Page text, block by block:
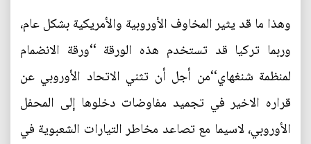
وهذا ما قد يثير المخاوف الأوروبية والأمريكية بشكل عام،
وربما تركيا قد تستخدم هذه الورقة ‘‘ورقة الانضمام
لمنظمة شنغهاي‘‘من أجل أن تثني الاتحاد الأوروبي عن
قراره الاخير في تجميد مفاوضات دخلوها إلى المحفل
الأوروبي، لاسيما مع تصاعد مخاطر التيارات الشعبوية في